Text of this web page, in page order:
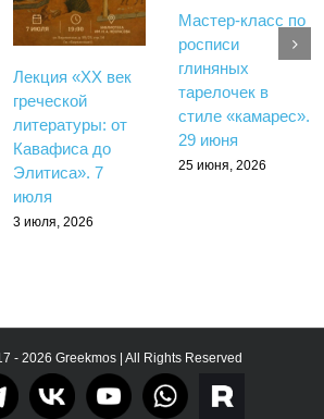
Лекция «XX век
греческой
литературы: от
Кавафиса до
Элитиса». 7
июля
3 июля, 2026
Мастер-класс по
росписи
глиняных
тарелочек в
стиле «камарес».
29 июня
25 июня, 2026
- 2026 Greekmos | All Rights Reserved
rutube